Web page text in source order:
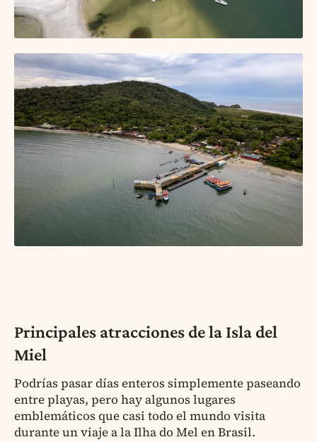
Principales atracciones de la Isla del
Miel
Podrías pasar días enteros simplemente paseando
entre playas, pero hay algunos lugares
emblemáticos que casi todo el mundo visita
durante un viaje a la Ilha do Mel en Brasil.